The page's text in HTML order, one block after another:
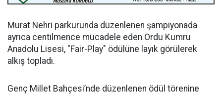
Murat Nehri parkurunda düzenlenen şampiyonada
ayrıca centilmence mücadele eden Ordu Kumru
Anadolu Lisesi, "Fair-Play" ödülüne layık görülerek
alkış topladı.
Genç Millet Bahçesi’nde düzenlenen ödül törenine